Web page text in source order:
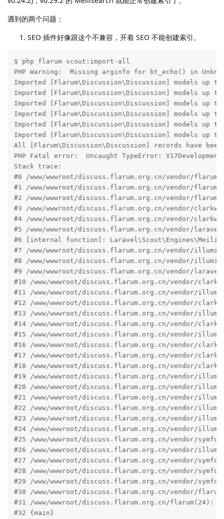
遇到的两个问题：
SEO 插件好像跟这个不兼容，开着 SEO 不能创建索引。
$ php flarum scout:import-all
PHP Warning:  Missing arginfo for bt_echo() in
Imported [Flarum\Discussion\Discussion] models up
Imported [Flarum\Discussion\Discussion] models up
Imported [Flarum\Discussion\Discussion] models up
Imported [Flarum\Discussion\Discussion] models up
Imported [Flarum\Discussion\Discussion] models up
Imported [Flarum\Discussion\Discussion] models up
All [Flarum\Discussion\Discussion] records have
PHP Fatal error:  Uncaught TypeError:
Stack trace:
#0 /www/wwwroot/discuss.flarum.org.cn/vendor/
#1 /www/wwwroot/discuss.flarum.org.cn/vendor/
#2 /www/wwwroot/discuss.flarum.org.cn/vendor/
#3 /www/wwwroot/discuss.flarum.org.cn/vendor/
#4 /www/wwwroot/discuss.flarum.org.cn/vendor/
#5 /www/wwwroot/discuss.flarum.org.cn/vendor/
#6 [internal function]:
#7 /www/wwwroot/discuss.flarum.org.cn/vendor/
#8 /www/wwwroot/discuss.flarum.org.cn/vendor/
#9 /www/wwwroot/discuss.flarum.org.cn/vendor/
#10 /www/wwwroot/discuss.flarum.org.cn/vendor/
#11 /www/wwwroot/discuss.flarum.org.cn/vendor/
#12 /www/wwwroot/discuss.flarum.org.cn/vendor/
#13 /www/wwwroot/discuss.flarum.org.cn/vendor/
#14 /www/wwwroot/discuss.flarum.org.cn/vendor/
#15 /www/wwwroot/discuss.flarum.org.cn/vendor/
#16 /www/wwwroot/discuss.flarum.org.cn/vendor/
#17 /www/wwwroot/discuss.flarum.org.cn/vendor/
#18 /www/wwwroot/discuss.flarum.org.cn/vendor/
#19 /www/wwwroot/discuss.flarum.org.cn/vendor/
#20 /www/wwwroot/discuss.flarum.org.cn/vendor/
#21 /www/wwwroot/discuss.flarum.org.cn/vendor/
#22 /www/wwwroot/discuss.flarum.org.cn/vendor/
#23 /www/wwwroot/discuss.flarum.org.cn/vendor/
#24 /www/wwwroot/discuss.flarum.org.cn/vendor/
#25 /www/wwwroot/discuss.flarum.org.cn/vendor/
#26 /www/wwwroot/discuss.flarum.org.cn/vendor/
#27 /www/wwwroot/discuss.flarum.org.cn/vendor/
#28 /www/wwwroot/discuss.flarum.org.cn/vendor/
#29 /www/wwwroot/discuss.flarum.org.cn/vendor/
#30 /www/wwwroot/discuss.flarum.org.cn/vendor/
#31 /www/wwwroot/discuss.flarum.org.cn/flarum(24):
#32 {main}